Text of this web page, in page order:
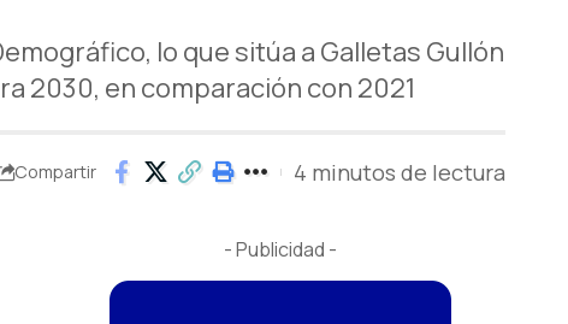
lo que sitúa a Galletas Gullón
2030, en comparación con 2021
Compartir 4 minutos de lectura
- Publicidad -